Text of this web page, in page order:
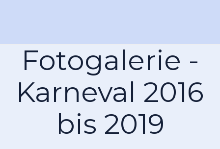
Fotogalerie -
Karneval 2016
bis 2019